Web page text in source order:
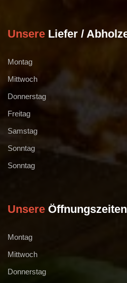
Unsere Liefer /
Montag
Mittwoch
Donnerstag
Freitag
Samstag
Sonntag
Sonntag
Unsere Öffnungszeiten
Montag
Mittwoch
Donnerstag